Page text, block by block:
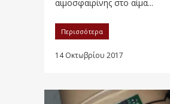
αιμοσφαιρίνης στο αίμα...
Περισσότερα
14 Οκτωβρίου 2017